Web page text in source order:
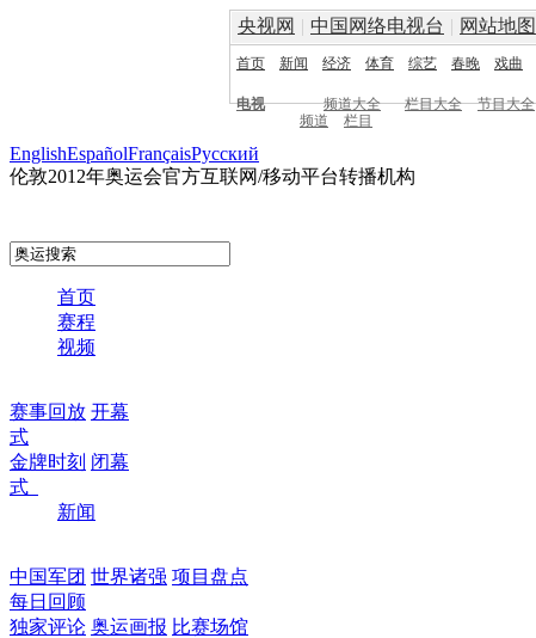
央视网 | 中国网络电视台 | 网站地图
首页 新闻 经济 体育 综艺 春晚 戏曲
电视 频道大全 栏目大全 节目大全
频道
栏目
EnglishEspañolFrançaisPусский
伦敦2012年奥运会官方互联网/移动平台转播机构
首页
赛程
视频
赛事回放 开幕
式
金牌时刻 闭幕
式
新闻
中国军团 世界诸强 项目盘点
每日回顾
独家评论 奥运画报 比赛场馆